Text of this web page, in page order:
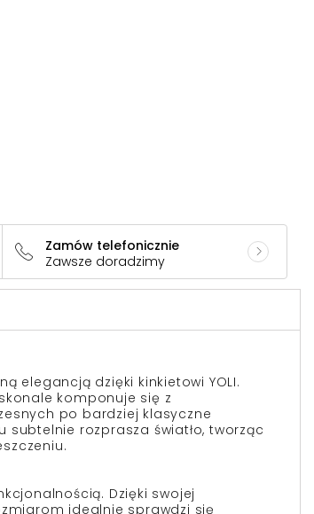
Zamów telefonicznie
Zawsze doradzimy
elegancją dzięki kinkietowi YOLI.
komponuje się z
po bardziej klasyczne
subtelnie rozprasza światło, tworząc
Dzięki swojej
idealnie sprawdzi się